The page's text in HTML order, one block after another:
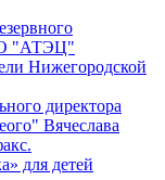
"АТЭЦ"
Нижегородской
директора
Вячеслава
для детей